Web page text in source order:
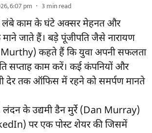
6:07 pm 3 min read
लंबे काम के घंटे अक्सर मेहनत और
माने जाते हैं। बड़े पूंजीपति जैसे नारायण
Murthy) कहते हैं कि युवा अपनी सफलता
सप्ताह काम करें। कई कंपनियों और
भी देर तक ऑफिस में रहने को समर्पण मानते
लंदन के उद्यमी डैन मुर्रे (Dan Murray)
पर एक पोस्ट शेयर की जिसमें